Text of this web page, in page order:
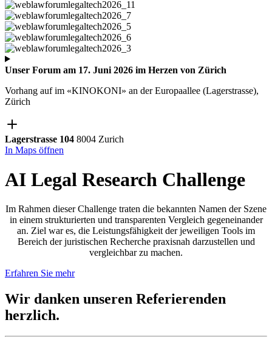
Unser Forum am 17. Juni 2026 im Herzen von Zürich
Vorhang auf im «KINOKONI» an der Europaallee (Lagerstrasse),
Zürich
Lagerstrasse 104 8004 Zurich
In Maps öffnen
AI Legal Research Challenge
Im Rahmen dieser Challenge traten die bekannten Namen der Szene
in einem strukturierten und transparenten Vergleich gegeneinander
an. Ziel war es, die Leistungsfähigkeit der jeweiligen Tools im
Bereich der juristischen Recherche praxisnah darzustellen und
vergleichbar zu machen.
Erfahren Sie mehr
Wir danken unseren Referierenden
herzlich.